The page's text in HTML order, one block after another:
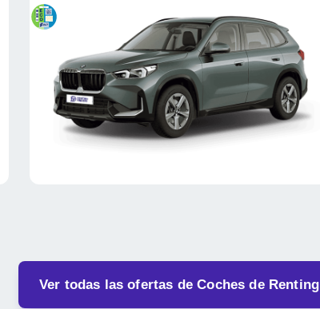
Ver todas las ofertas de Coches de Renting